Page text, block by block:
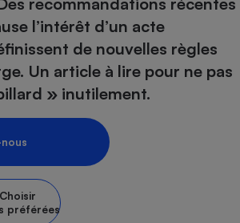
l’intérêt d’un acte
de nouvelles règles
Un article à lire pour ne pas
» inutilement.
préférées
Sécurité - Hygiène
Assurance
Banque - Crédit
Epargne - Fiscalité
Circulation routière
Contrôle technique -
Pièce détachée
Moto
Supermarché - Drive
Comparatif
Comparatif plaque à
Comparatif hotte
Comparatif climatiseur
Électricité - Gaz
Comparatif casque audio
Comparatif barre de son
Comparatif imprimante
Comparatif ordinateur
Crédit immobilier
Comparatif tondeuse
Comparatif poêle à
Comparatif radiateur
Hygiène - Beauté
Maison de retraite
emprunteur
Ensemble
interactives